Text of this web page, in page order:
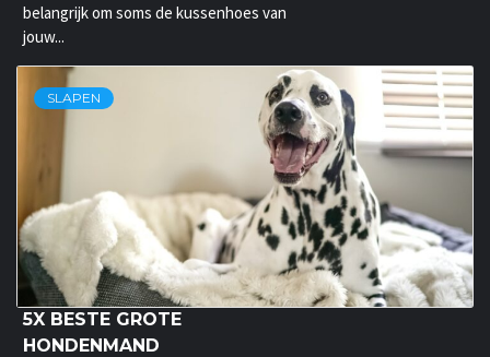
belangrijk om soms de kussenhoes van
jouw...
SLAPEN
5X BESTE GROTE
HONDENMAND